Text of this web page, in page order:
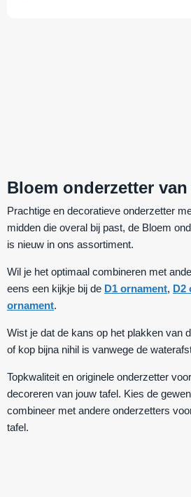
Bloem onderzetter
Prachtige en decoratieve onderzetter
midden die overal bij past, de Bloem
is nieuw in ons assortiment.
Wil je het optimaal combineren met
eens een kijkje bij de D1 ornament, D2
ornament.
Wist je dat de kans op het plakken van
of kop bijna nihil is vanwege de
Topkwaliteit en originele onderzetter
decoreren van jouw tafel. Kies de
combineer met andere onderzetters
tafel.